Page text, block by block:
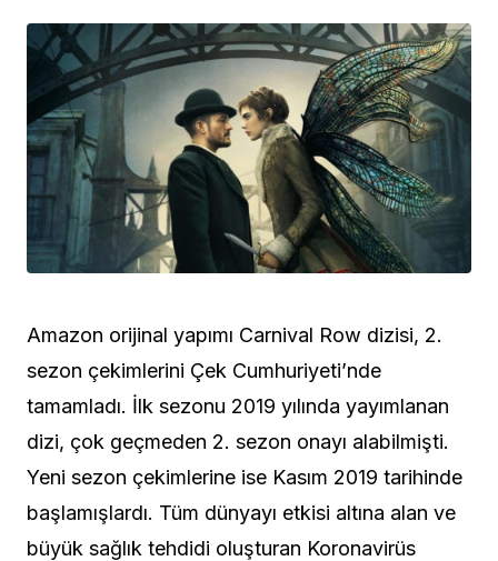
Amazon orijinal yapımı Carnival Row dizisi, 2.
sezon çekimlerini Çek Cumhuriyeti’nde
tamamladı. İlk sezonu 2019 yılında yayımlanan
dizi, çok geçmeden 2. sezon onayı alabilmişti.
Yeni sezon çekimlerine ise Kasım 2019 tarihinde
başlamışlardı. Tüm dünyayı etkisi altına alan ve
büyük sağlık tehdidi oluşturan Koronavirüs